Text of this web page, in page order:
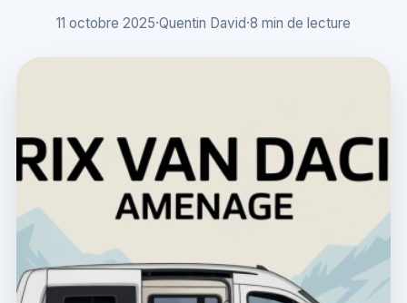
11 octobre 2025·Quentin David·8 min de lecture